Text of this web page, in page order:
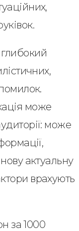
може
може
актуальну
врахують
за 1000